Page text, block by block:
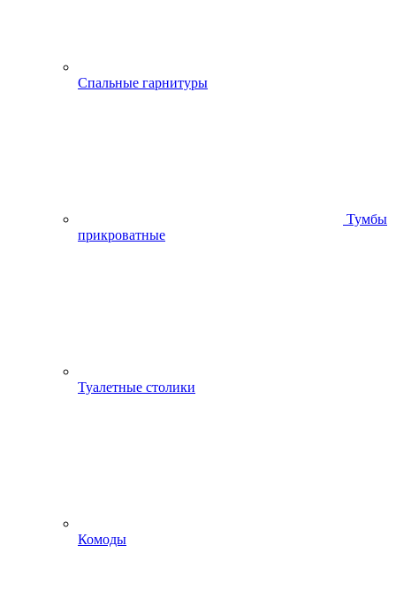
Спальные гарнитуры
Тумбы
прикроватные
Туалетные столики
Комоды